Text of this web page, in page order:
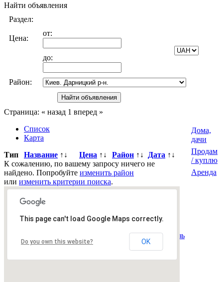
Найти объявления
Раздел:
Цена:
от:
до:
Район:
Страница: « назад 1 вперед »
Список
Карта
Тип
Название ↑↓ Цена ↑↓ Район ↑↓ Дата ↑↓
К сожалению, по вашему запросу ничего не
найдено. Попробуйте изменить район
или изменить критерии поиска.
This page can't load Google Maps correctly.
Do you own this website? OK
Дома,
дачи
Продам
/ куплю
Аренда
Всего0объявлений.
Страница: « назад 1 вперед »
|Обратная связь
© 2015-2025 Avizo